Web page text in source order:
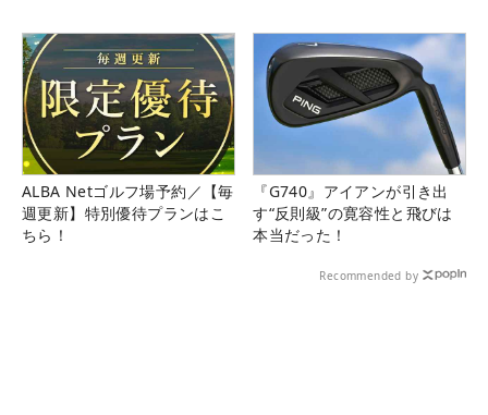
ALBA Netゴルフ場予約／【毎
週更新】特別優待プランはこ
ちら！
『G740』アイアンが引き出
す“反則級”の寛容性と飛びは
本当だった！
Recommended by